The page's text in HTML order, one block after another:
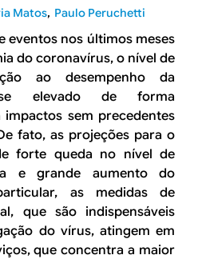
Matos Paulo Peruchetti
eventos nos últimos meses
do coronavírus, o nível de
ao desempenho da
elevado de forma
sem precedentes
fato, as projeções para o
forte queda no nível de
e grande aumento do
as medidas de
que são indispensáveis
do vírus, atingem em
que concentra a maior